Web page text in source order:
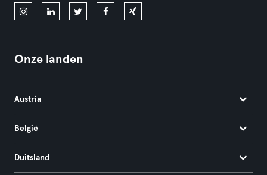
Onze landen
Austria
België
Duitsland